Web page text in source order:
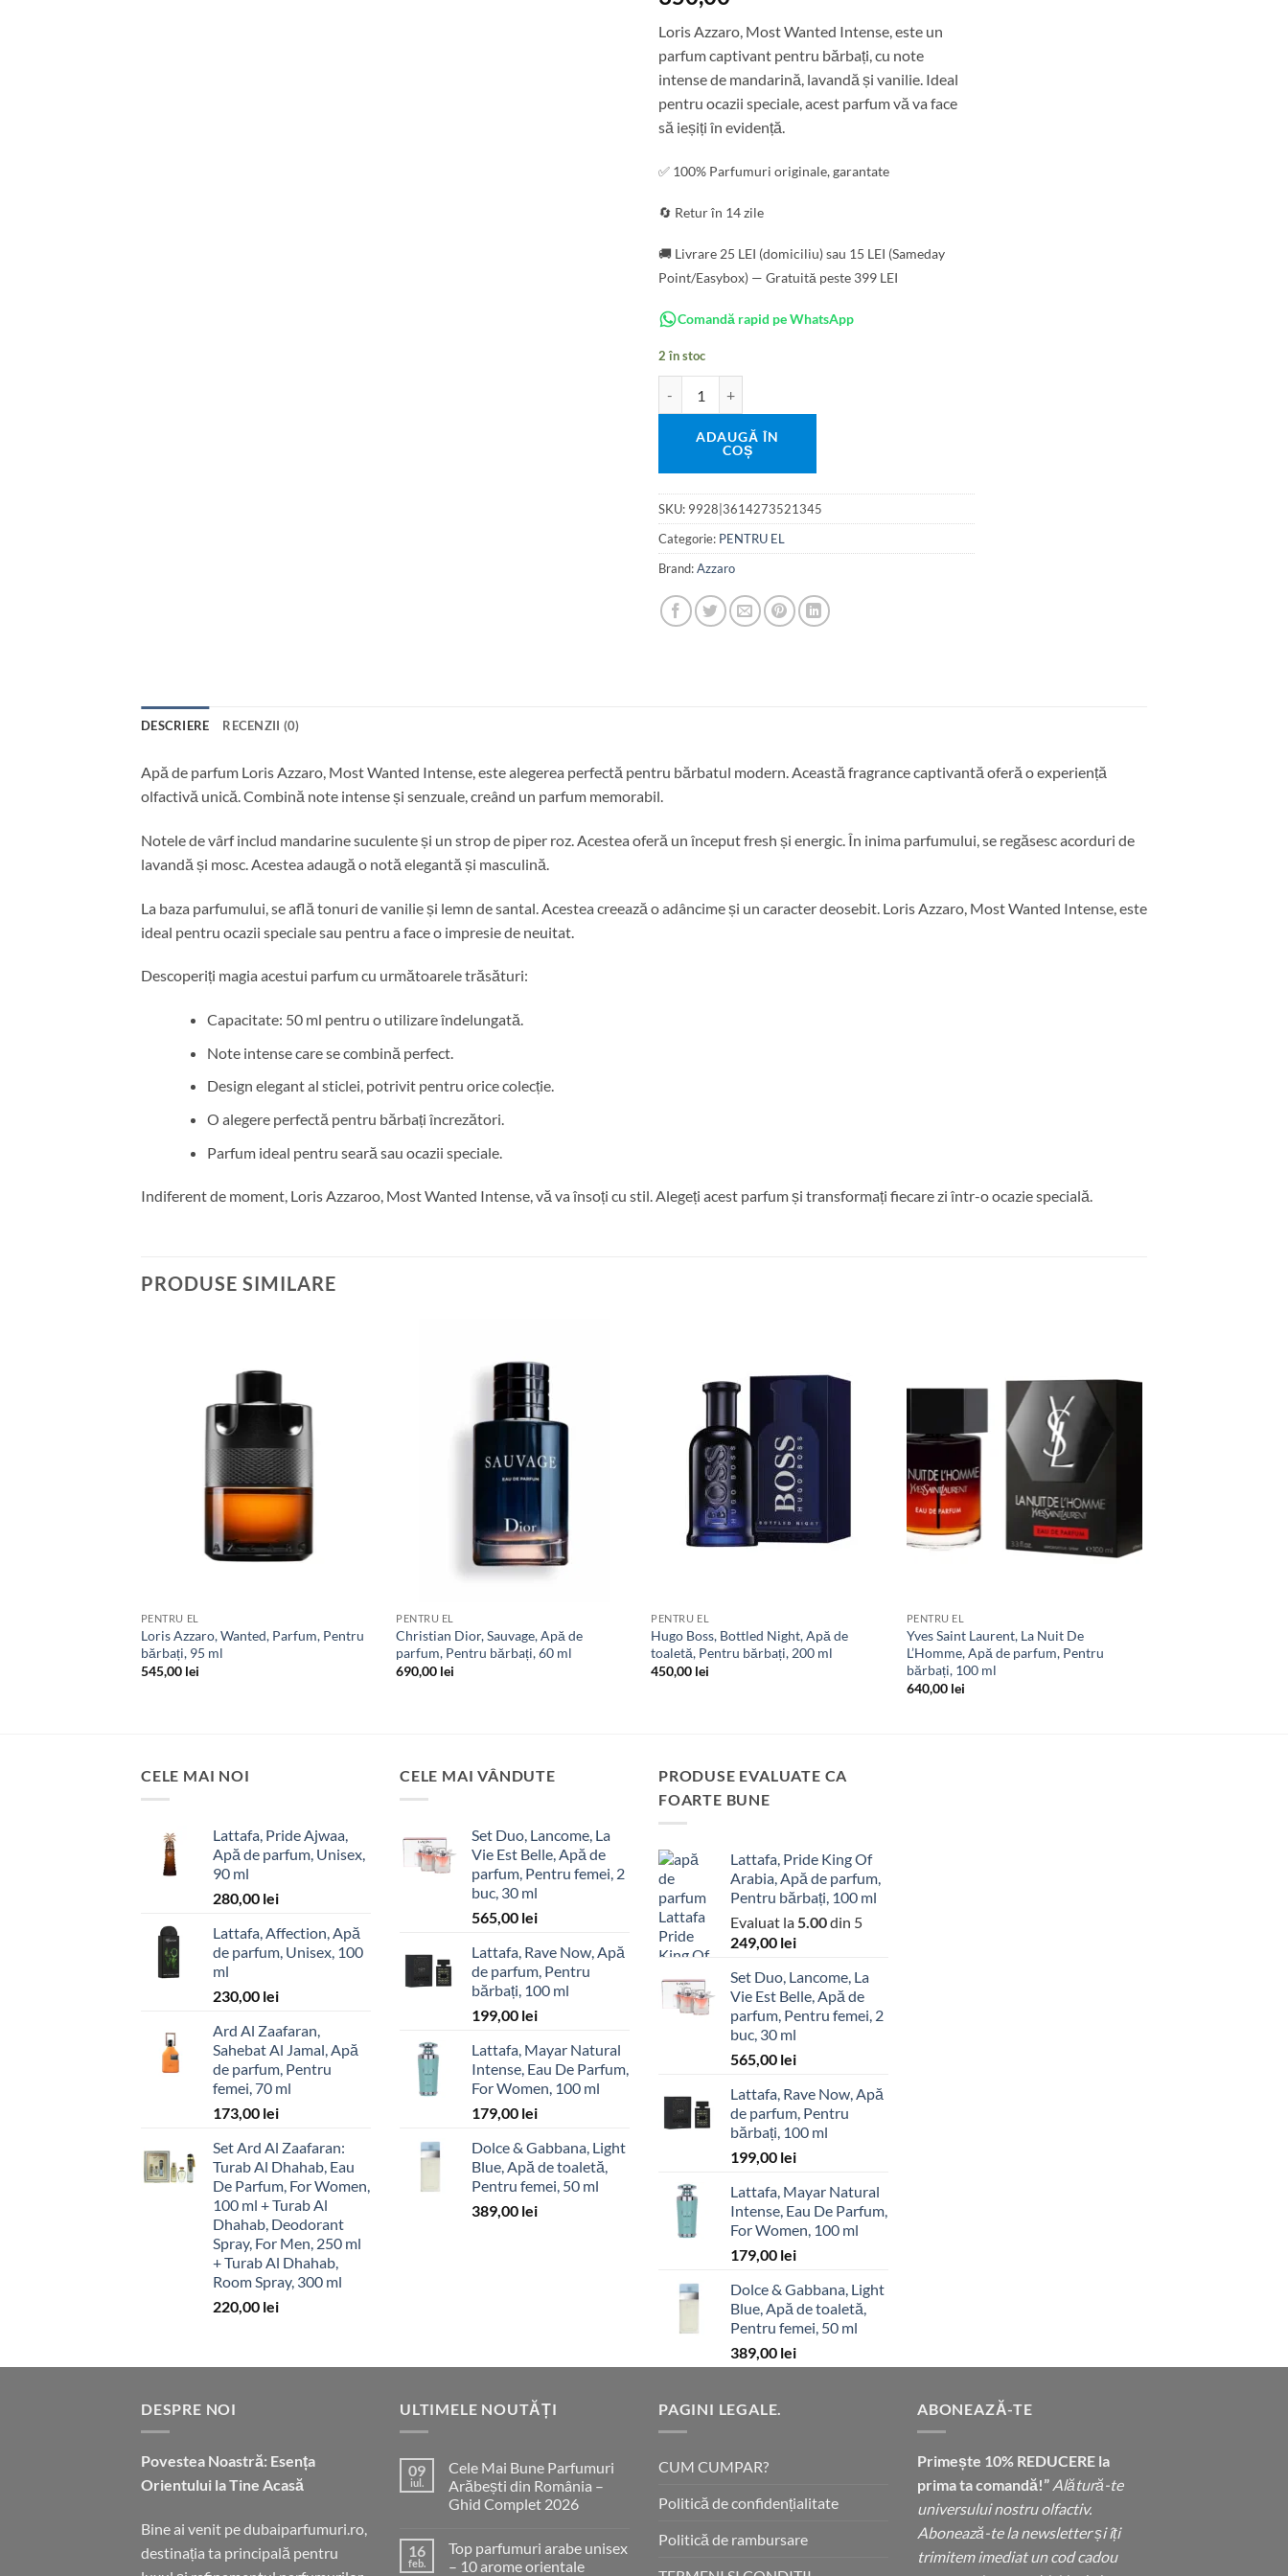
Loris Azzaro, Most Wanted Intense, este un
parfum captivant pentru bărbați, cu note
intense de mandarină, lavandă și vanilie. Ideal
pentru ocazii speciale, acest parfum vă va face
să ieșiți în evidență.
✅ 100% Parfumuri originale, garantate
🔄 Retur în 14 zile
🚚 Livrare 25 LEI (domiciliu) sau 15 LEI (Sameday
Point/Easybox) — Gratuită peste 399 LEI
Comandă rapid pe WhatsApp
2 în stoc
ADAUGĂ ÎN
COȘ
SKU: 9928|3614273521345
Categorie: PENTRU EL
Brand:Azzaro
DESCRIERE RECENZII (0)
Apă de parfum Loris Azzaro, Most Wanted Intense, este alegerea perfectă pentru bărbatul modern. Această fragrance captivantă oferă o experiență
olfactivă unică. Combină note intense și senzuale, creând un parfum memorabil.
Notele de vârf includ mandarine suculente și un strop de piper roz. Acestea oferă un început fresh și energic. În inima parfumului, se regăsesc acorduri de
lavandă și mosc. Acestea adaugă o notă elegantă și masculină.
La baza parfumului, se află tonuri de vanilie și lemn de santal. Acestea creează o adâncime și un caracter deosebit. Loris Azzaro, Most Wanted Intense, este
ideal pentru ocazii speciale sau pentru a face o impresie de neuitat.
Descoperiți magia acestui parfum cu următoarele trăsături:
Capacitate: 50 ml pentru o utilizare îndelungată.
Note intense care se combină perfect.
Design elegant al sticlei, potrivit pentru orice colecție.
O alegere perfectă pentru bărbați încrezători.
Parfum ideal pentru seară sau ocazii speciale.
Indiferent de moment, Loris Azzaroo, Most Wanted Intense, vă va însoți cu stil. Alegeți acest parfum și transformați fiecare zi într-o ocazie specială.
PRODUSE SIMILARE
PENTRU EL
Loris Azzaro, Wanted, Parfum, Pentru
bărbați, 95 ml
545,00 lei
PENTRU EL
Christian Dior, Sauvage, Apă de
parfum, Pentru bărbați, 60 ml
690,00 lei
PENTRU EL
Hugo Boss, Bottled Night, Apă de
toaletă, Pentru bărbați, 200 ml
450,00 lei
Add to
PENTRU EL
Yves Saint Laurent, La Nuit De
L’Homme, Apă de parfum, Pentru
bărbați, 100 ml
640,00 lei
CELE MAI NOI
Lattafa, Pride Ajwaa,
Apă de parfum, Unisex,
90 ml
280,00 lei
Lattafa, Affection, Apă
de parfum, Unisex, 100
ml
230,00 lei
Ard Al Zaafaran,
Sahebat Al Jamal, Apă
de parfum, Pentru
femei, 70 ml
173,00 lei
Set Ard Al Zaafaran:
Turab Al Dhahab, Eau
De Parfum, For Women,
100 ml + Turab Al
Dhahab, Deodorant
Spray, For Men, 250 ml
+ Turab Al Dhahab,
Room Spray, 300 ml
220,00 lei
CELE MAI VÂNDUTE
Set Duo, Lancome, La
Vie Est Belle, Apă de
parfum, Pentru femei, 2
buc, 30 ml
565,00 lei
Lattafa, Rave Now, Apă
de parfum, Pentru
bărbați, 100 ml
199,00 lei
Lattafa, Mayar Natural
Intense, Eau De Parfum,
For Women, 100 ml
179,00 lei
Dolce & Gabbana, Light
Blue, Apă de toaletă,
Pentru femei, 50 ml
389,00 lei
PRODUSE EVALUATE CA
FOARTE BUNE
Lattafa, Pride King Of
Arabia, Apă de parfum,
Pentru bărbați, 100 ml
Evaluat la 5.00din 5
249,00 lei
Set Duo, Lancome, La
Vie Est Belle, Apă de
parfum, Pentru femei, 2
buc, 30 ml
565,00 lei
Lattafa, Rave Now, Apă
de parfum, Pentru
bărbați, 100 ml
199,00 lei
Lattafa, Mayar Natural
Intense, Eau De Parfum,
For Women, 100 ml
179,00 lei
Dolce & Gabbana, Light
Blue, Apă de toaletă,
Pentru femei, 50 ml
389,00 lei
DESPRE NOI
Povestea Noastră: Esența
Orientului la Tine Acasă
Bine ai venit pe dubaiparfumuri.ro,
destinația ta principală pentru
ULTIMELE NOUTĂȚI
09
iul.
Cele Mai Bune Parfumuri
Arăbești din România –
Ghid Complet 2026
la
Cele
Mai
16
feb.
Top parfumuri arabe unisex
– 10 arome orientale
PAGINI LEGALE.
CUM CUMPAR?
Politică de confidențialitate
Politică de rambursare
ABONEAZĂ-TE
Primește 10% REDUCERE la
prima ta comandă!” Alătură-te
universului nostru olfactiv.
Abonează-te la newsletter și îți
trimitem imediat un cod cadou